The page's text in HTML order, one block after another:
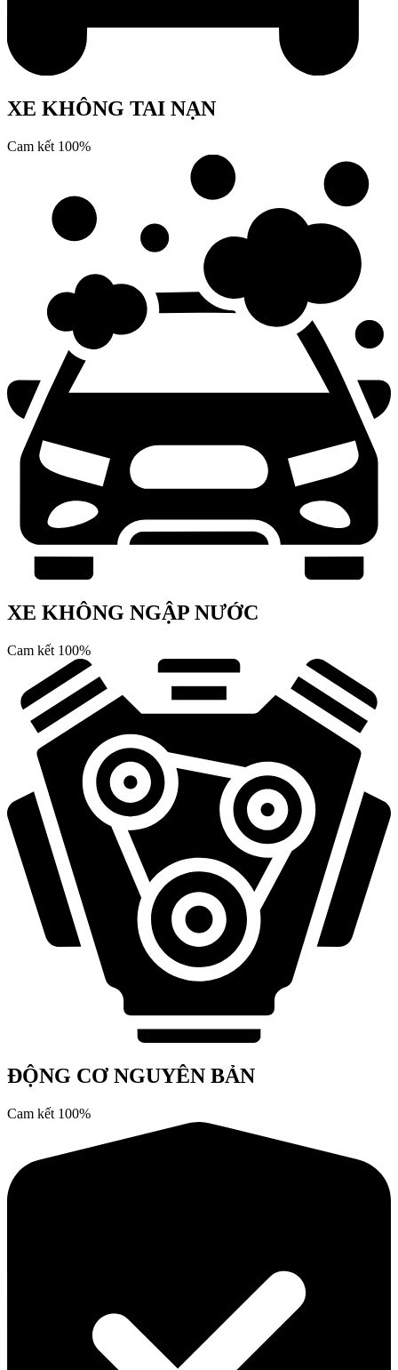
XE KHÔNG TAI NẠN
Cam kết 100%
XE KHÔNG NGẬP NƯỚC
Cam kết 100%
ĐỘNG CƠ NGUYÊN BẢN
Cam kết 100%